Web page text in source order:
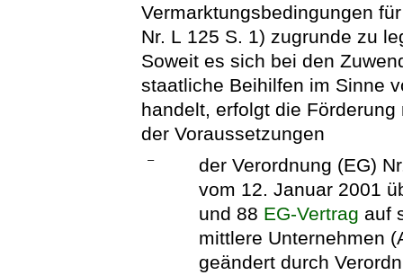
Vermarktungsbedingungen
Nr. L 125 S. 1) zugrunde zu
Soweit es sich bei den
staatliche Beihilfen im Sinne
handelt, erfolgt die
der Voraussetzungen
–
der Verordnung (EG)
vom 12. Januar 2001
und 88 EG-Vertrag auf
mittlere Unternehmen
geändert durch